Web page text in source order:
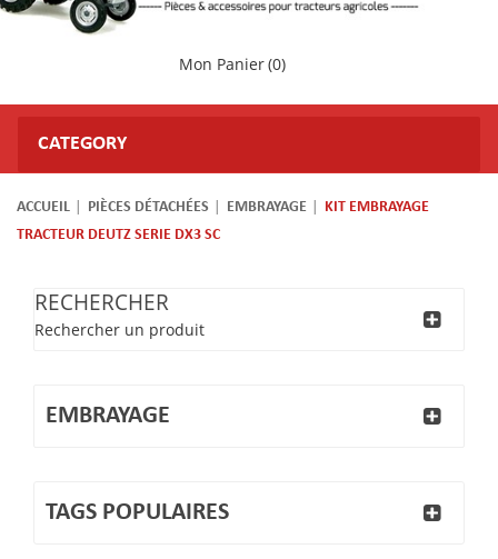
Mon Panier(0)
CATEGORY
ACCUEIL PIÈCES DÉTACHÉES EMBRAYAGE
KIT EMBRAYAGE
TRACTEUR DEUTZ SERIE DX3 SC
RECHERCHER
Rechercher un produit
EMBRAYAGE
TAGS POPULAIRES